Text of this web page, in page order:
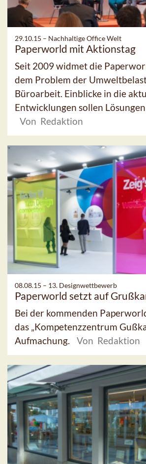
29.10.15 – Nachhaltige Office Welt
Paperworld mit Aktionstag
Seit 2009 widmet die
dem Problem der
Büroarbeit. Einblicke in die
Entwicklungen sollen
Von Redaktion
08.08.15 – 13. Designwettbewerb
Paperworld setzt auf
Bei der kommenden
das „Kompetenzzentrum
Aufmachung.
Von Redaktion